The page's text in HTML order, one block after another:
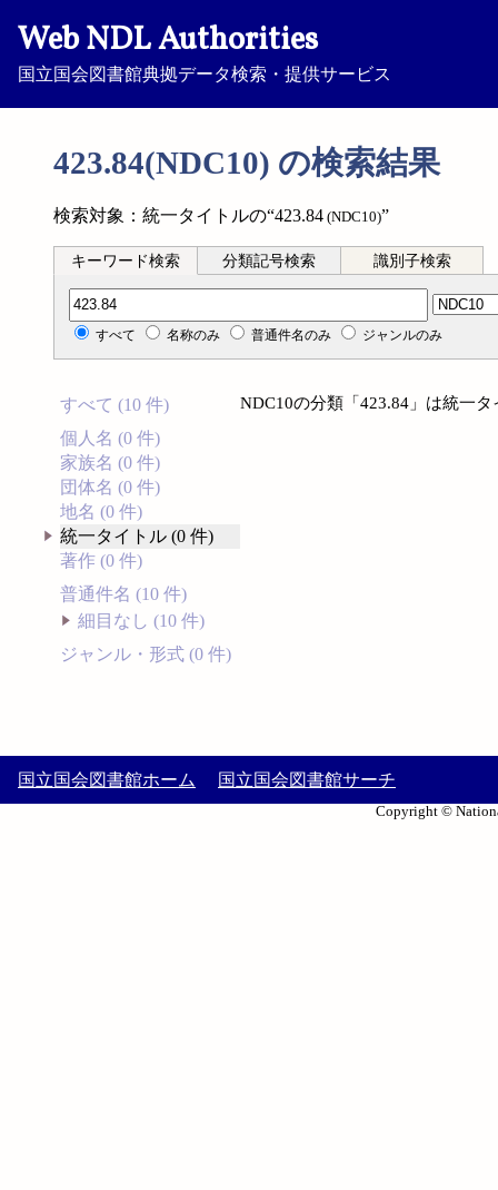
Web NDL Authorities
国立国会図書館典拠データ検索・提供サービス
423.84(NDC10) の検索結果
検索対象：統一タイトルの“423.84 (NDC10)”
キーワード検索 分類記号検索 識別子検索
分類記号検索
すべて 名称のみ 普通件名のみ ジャンルのみ
すべて (10 件)
個人名 (0 件)
家族名 (0 件)
団体名 (0 件)
地名 (0 件)
統一タイトル (0 件)
著作 (0 件)
普通件名 (10 件)
細目なし (10 件)
ジャンル・形式 (0 件)
NDC10の分類「423.84」は統一
国立国会図書館ホーム 国立国会図書館サーチ
Copyright ©